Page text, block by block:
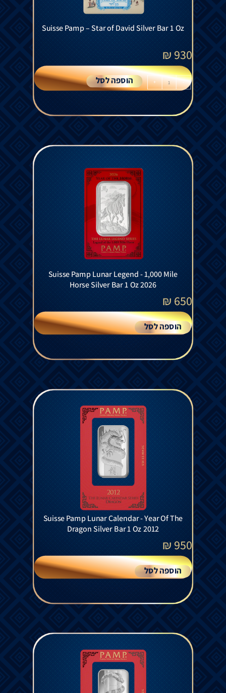
Suisse Pamp – Star of David Silver Bar 1 Oz
930
₪
-
+ הוספה לסל
Suisse Pamp Lunar Legend - 1,000 Mile
Horse Silver Bar 1 Oz 2026
650
₪
הוספה לסל
Suisse Pamp Lunar Calendar - Year Of The
Dragon Silver Bar 1 Oz 2012
950
₪
הוספה לסל